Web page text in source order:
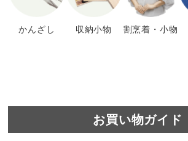
かんざし 収納小物 割烹着・小物
お買い物ガイド